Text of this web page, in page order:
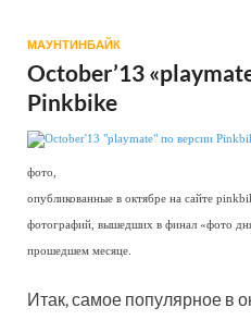
МАУНТИНБАЙК
October’13
Pinkbike
фото,
опубликованные в октябре на сайте
фотографий, вышедших в финал «фото
прошедшем месяце.
Итак, самое популярное в